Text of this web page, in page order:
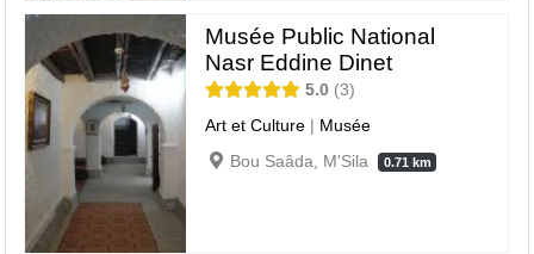
Musée Public National
Nasr Eddine Dinet
5.0 3
Art et Culture | Musée
Bou Saâda, M'Sila
0.71 km